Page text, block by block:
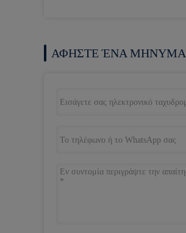
ΑΦΗΣΤΕ ΈΝΑ ΜΗΝΥΜΑ